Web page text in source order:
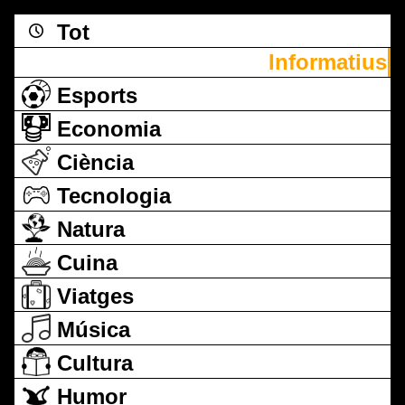
Tot
Informatius
Esports
Economia
Ciència
Tecnologia
Natura
Cuina
Viatges
Música
Cultura
Humor